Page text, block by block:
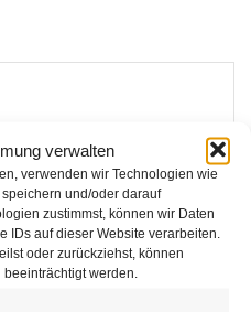
verwalten
verwenden wir Technologien wie
und/oder darauf
zustimmst, können wir Daten
IDs auf dieser Website verarbeiten.
oder zurückziehst, können
werden.